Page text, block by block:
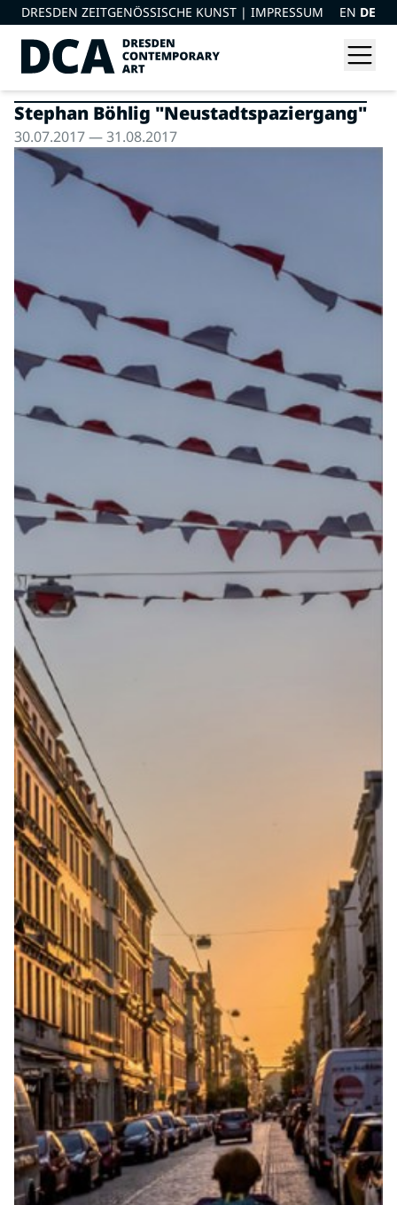
DRESDEN ZEITGENÖSSISCHE KUNST | IMPRESSUM EN DE
Stephan Böhlig "Neustadtspaziergang"
30.07.2017 — 31.08.2017